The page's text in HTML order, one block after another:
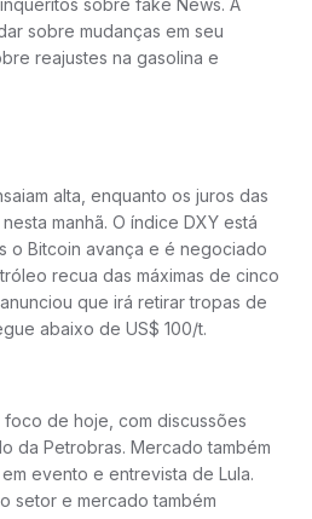
sobre fake News. A
sobre mudanças em seu
reajustes na gasolina e
alta, enquanto os juros das
manhã. O índice DXY está
o Bitcoin avança e é negociado
recua das máximas de cinco
que irá retirar tropas de
abaixo de US$ 100/t.
de hoje, com discussões
da Petrobras. Mercado também
evento e entrevista de Lula.
setor e mercado também